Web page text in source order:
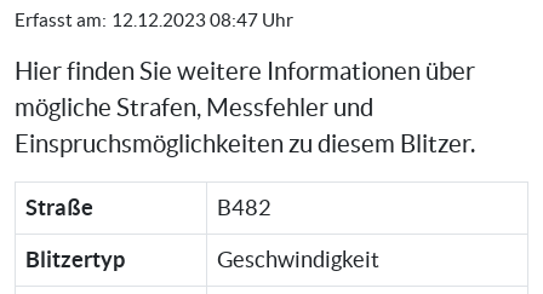
Erfasst am: 12.12.2023 08:47 Uhr
Hier finden Sie weitere Informationen über
mögliche Strafen, Messfehler und
Einspruchsmöglichkeiten zu diesem Blitzer.
Straße B482
Blitzertyp Geschwindigkeit